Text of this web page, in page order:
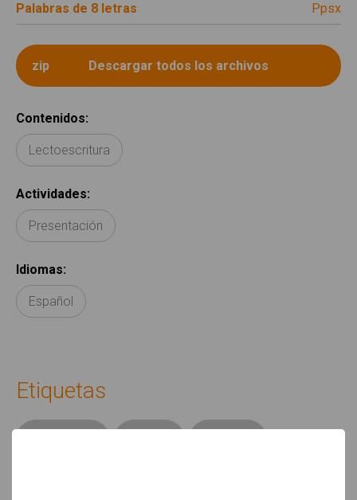
Palabras de 8 letras ppsx
Contenidos:
Lectoescritura
Actividades:
Presentación
Idiomas:
Español
Etiquetas